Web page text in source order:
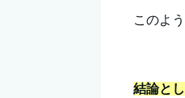
このよ
結論と